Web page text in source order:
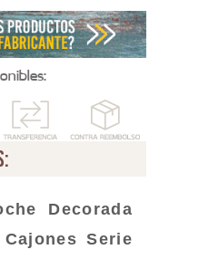
Decorada
Serie